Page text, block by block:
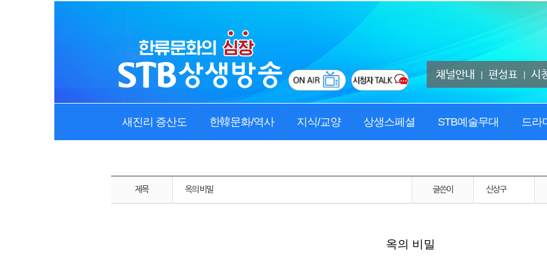
채널안내 편성표 시
새진리 증산도 한韓문화/역사 지식/교양 상생스페셜 STB예술무대 드라
제목 옥의 비밀 글쓴이 신상구
옥의 비밀